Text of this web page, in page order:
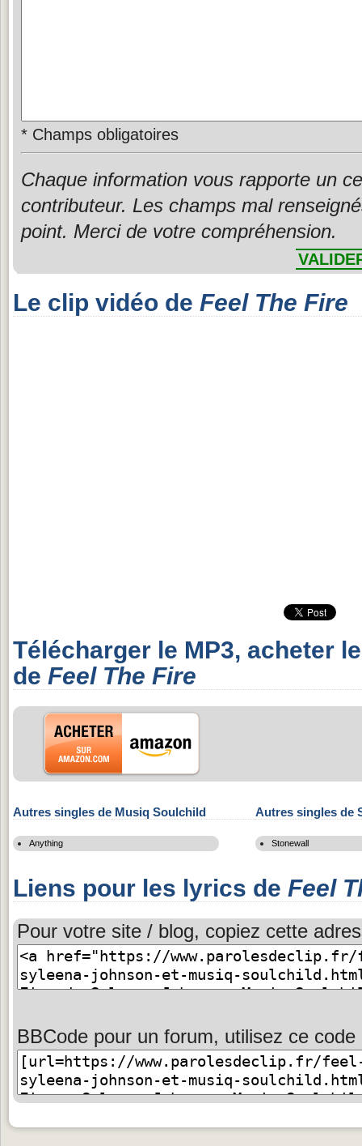
* Champs obligatoires
Chaque information vous rapporte un
contributeur. Les champs mal
point. Merci de votre compréhension.
Le clip vidéo de Feel The Fire
Télécharger le MP3, acheter
de Feel The Fire
Autres singles de Musiq Soulchild
Anything
Autres singles de
Stonewall
Liens pour les lyrics de Feel
Pour votre site / blog, copiez cette
BBCode pour un forum, utilisez ce code